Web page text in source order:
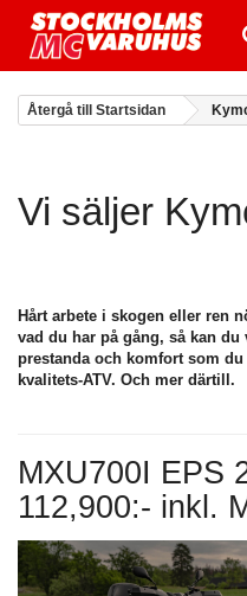
Återgå till Startsidan
Vi säljer
Hårt arbete i skogen eller ren
vad du har på gång, så kan
prestanda och komfort som
kvalitets-ATV. Och mer därtill.
MXU700I EPS
112,900:- inkl.